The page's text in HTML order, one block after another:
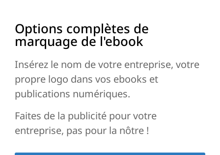
Options complètes de
marquage de l'ebook
Insérez le nom de votre entreprise, votre
propre logo dans vos ebooks et
publications numériques.
Faites de la publicité pour votre
entreprise, pas pour la nôtre !